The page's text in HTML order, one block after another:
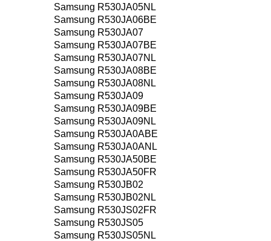
Samsung R530JA05NL
Samsung R530JA06BE
Samsung R530JA07
Samsung R530JA07BE
Samsung R530JA07NL
Samsung R530JA08BE
Samsung R530JA08NL
Samsung R530JA09
Samsung R530JA09BE
Samsung R530JA09NL
Samsung R530JA0ABE
Samsung R530JA0ANL
Samsung R530JA50BE
Samsung R530JA50FR
Samsung R530JB02
Samsung R530JB02NL
Samsung R530JS02FR
Samsung R530JS05
Samsung R530JS05NL